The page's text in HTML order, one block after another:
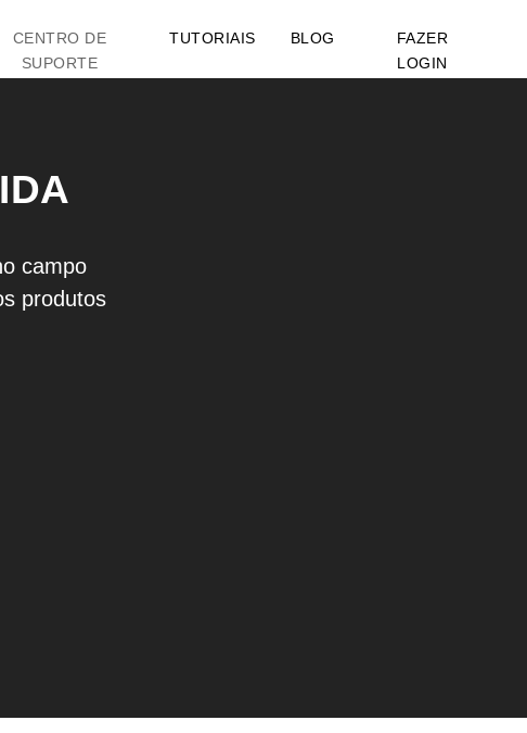
TUTORIAIS BLOG
FAZER
LOGIN
CENTRO DE
SUPORTE
campo
produtos